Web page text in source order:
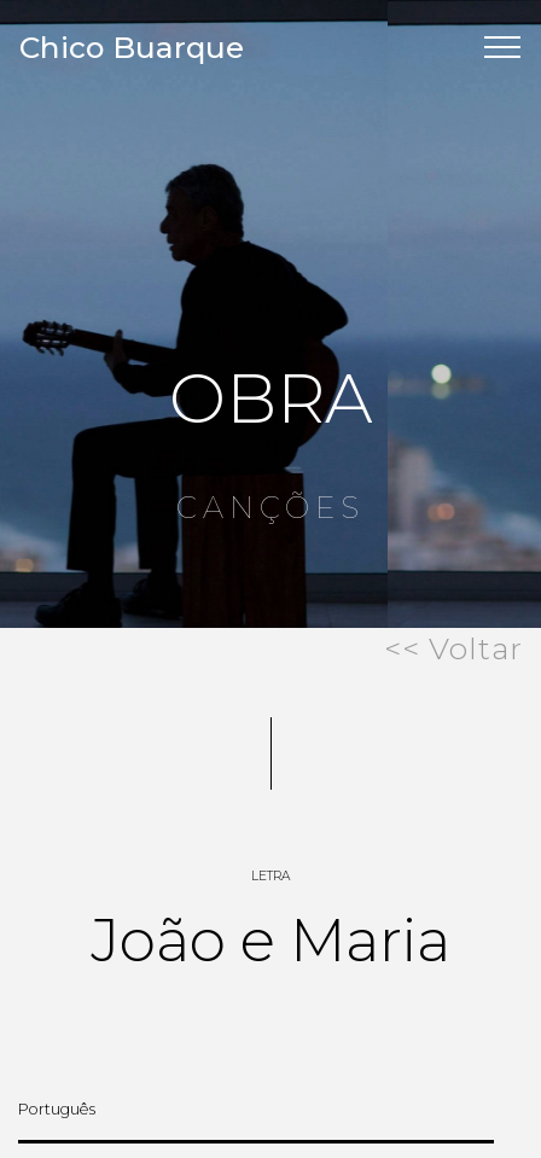
Chico Buarque
OBRA
CANÇÕES
<< Voltar
LETRA
João e Maria
Português